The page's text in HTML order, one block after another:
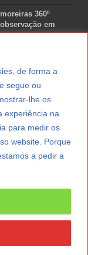
de forma a
segue ou
lhe os
experiência na
para medir os
website. Porque
a pedir a
360º
em
de liderança
Verão
|